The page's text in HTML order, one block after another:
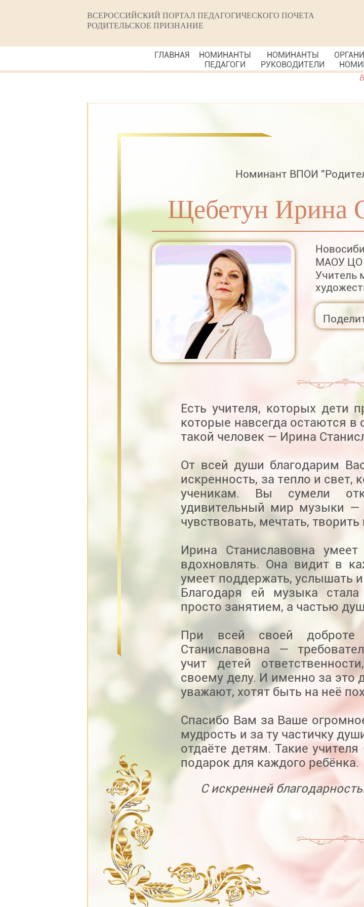
ВСЕРОССИЙСКИЙ ПОРТАЛ ПЕДАГОГИЧЕСКОГО ПОЧЕТА
РОДИТЕЛЬСКОЕ ПРИЗНАНИЕ
ГЛАВНАЯ
НОМИНАНТЫ
ПЕДАГОГИ
НОМИНАНТЫ
РУКОВОДИТЕЛИ
Номинант ВПОИ
Щебетун Ирина
МАОУ ЦО
Учитель
Есть учителя, которых дети
которые навсегда остаются
такой человек — Ирина
От всей души благодарим
искренность, за тепло и
ученикам. Вы сумели
удивительный мир музыки —
чувствовать, мечтать,
Ирина Станиславовна
вдохновлять. Она видит в
умеет поддержать, услышать
Благодаря ей музыка
просто занятием, а частью
При всей своей
Станиславовна —
учит детей
своему делу. И именно за это
уважают, хотят быть на неё
Спасибо Вам за Ваше
мудрость и за ту частичку
отдаёте детям. Такие
подарок для каждого ребёнка.
С искренней